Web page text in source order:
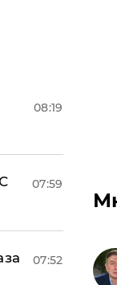
08:19
07:59
07:52